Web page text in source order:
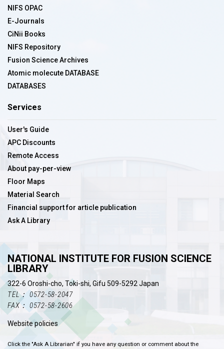
NIFS OPAC
E-Journals
CiNii Books
NIFS Repository
Fusion Science Archives
Atomic molecute DATABASE
DATABASES
Services
User's Guide
APC Discounts
Remote Access
About pay-per-view
Floor Maps
Material Search
Financial support for article publication
Ask A Library
NATIONAL INSTITUTE FOR FUSION SCIENCE
LIBRARY
322-6 Oroshi-cho, Toki-shi, Gifu 509-5292 Japan
TEL： 0572-58-2047
FAX： 0572-58-2606
Website policies
Click the "Ask A Librarian" if you have any question or comment about the